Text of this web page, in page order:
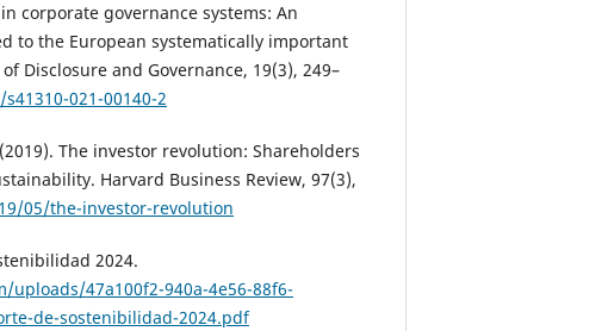
corporate governance systems: An
to the European systematically important
Disclosure and Governance, 19(3), 249–
021-00140-2
The investor revolution: Shareholders
Harvard Business Review, 97(3),
05/the-investor-revolution
2024.
47a100f2-940a-4e56-88f6-
de-sostenibilidad-2024.pdf